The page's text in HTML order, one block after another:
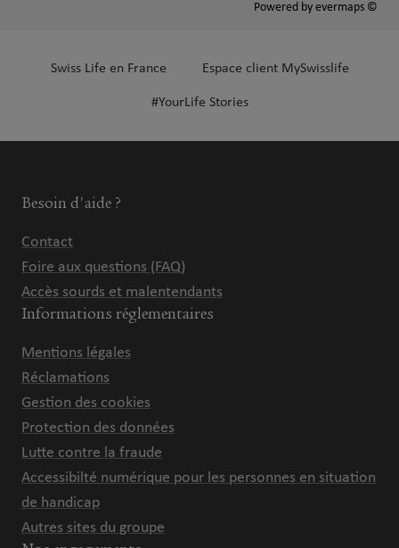
Powered by evermaps ©
Swiss Life en France Espace client MySwisslife
#YourLife Stories
Besoin d'aide ?
Contact
Foire aux questions (FAQ)
Accès sourds et malentendants
Informations réglementaires
Mentions légales
Réclamations
Gestion des cookies
Protection des données
Lutte contre la fraude
Accessibilté numérique pour les personnes en situation
de handicap
Autres sites du groupe